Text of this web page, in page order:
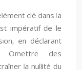
clé dans la
impératif de le
en déclarant
Omettre des
la nullité du